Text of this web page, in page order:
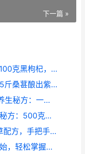
下一篇 »
2024年家庭必备！50克佛手参+100克黑枸杞，30天酿出千元养生酒，每日一杯活力满满
2024年家庭自酿桑葚酒全攻略：5斤桑葚酿出紫玉琼浆，成本不到100元！
2024年最值得收藏的158元家庭养生秘方：一坛杜仲药酒解决十年腰痛困扰
2024年最值得收藏的家庭养生酒秘方：500克鲜人参+250克枸杞，仅需38元斤的纯粮酒，3个月后每天10毫升延寿十年
2024泡酒避坑全攻略：101种本草配方，手把手教你泡出安全又养生的千元级佳酿
2025年家庭酿酒全攻略：从零开始，轻松掌握传统工艺，避开这些坑省下上千元